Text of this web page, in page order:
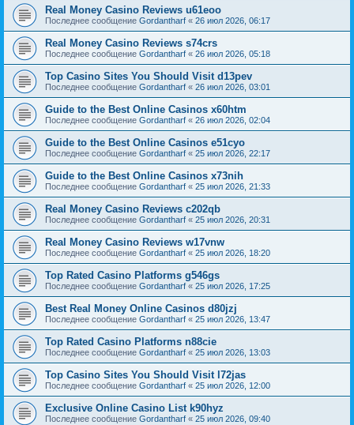
Real Money Casino Reviews u61eoo
Последнее сообщение Gordantharf « 26 июл 2026, 06:17
Real Money Casino Reviews s74crs
Последнее сообщение Gordantharf « 26 июл 2026, 05:18
Top Casino Sites You Should Visit d13pev
Последнее сообщение Gordantharf « 26 июл 2026, 03:01
Guide to the Best Online Casinos x60htm
Последнее сообщение Gordantharf « 26 июл 2026, 02:04
Guide to the Best Online Casinos e51cyo
Последнее сообщение Gordantharf « 25 июл 2026, 22:17
Guide to the Best Online Casinos x73nih
Последнее сообщение Gordantharf « 25 июл 2026, 21:33
Real Money Casino Reviews c202qb
Последнее сообщение Gordantharf « 25 июл 2026, 20:31
Real Money Casino Reviews w17vnw
Последнее сообщение Gordantharf « 25 июл 2026, 18:20
Top Rated Casino Platforms g546gs
Последнее сообщение Gordantharf « 25 июл 2026, 17:25
Best Real Money Online Casinos d80jzj
Последнее сообщение Gordantharf « 25 июл 2026, 13:47
Top Rated Casino Platforms n88cie
Последнее сообщение Gordantharf « 25 июл 2026, 13:03
Top Casino Sites You Should Visit l72jas
Последнее сообщение Gordantharf « 25 июл 2026, 12:00
Exclusive Online Casino List k90hyz
Последнее сообщение Gordantharf « 25 июл 2026, 09:40